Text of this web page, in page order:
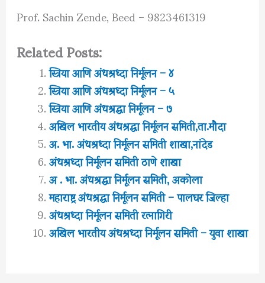
Prof. Sachin Zende, Beed – 9823461319
Related Posts:
स्त्रिया आणि अंधश्रध्दा निर्मूलन – ४
स्त्रिया आणि अंधश्रध्दा निर्मूलन – ५
स्त्रिया आणि अंधश्रद्धा निर्मूलन – ७
अखिल भारतीय अंधश्रद्धा निर्मूलन समिती,ता.मौदा
अ. भा. अंधश्रध्दा निर्मूलन समिती शाखा,नांदेड
अंधश्रध्दा निर्मूलन समिती ठाणे शाखा
अ . भा. अंधश्रद्धा निर्मूलन समिती, अकोला
महाराष्ट्र अंधश्रद्धा निर्मूलन समिती – पालघर जिल्हा
अंधश्रध्दा निर्मूलन समिती रत्नागिरी
अखिल भारतीय अंधश्रध्दा निर्मूलन समिती – युवा शाखा